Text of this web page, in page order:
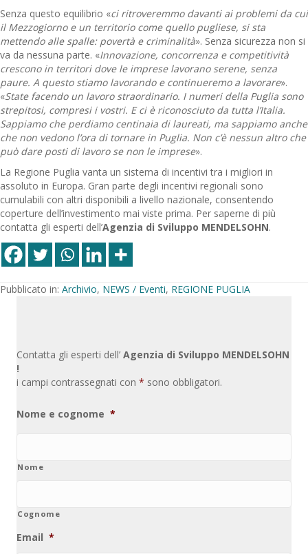
Senza questo equilibrio «ci ritroveremmo davanti ai problemi da cui
il Mezzogiorno e un territorio come quello pugliese, si sta
mettendo alle spalle: povertà e criminalità». Senza sicurezza non si
va da nessuna parte. «Innovazione, concorrenza e competitività
crescono in territori dove le imprese lavorano serene, senza
paure. A questo stiamo lavorando e continueremo a lavorare».
«State facendo un lavoro straordinario. I numeri della Puglia sono
strepitosi, compresi i vostri. E ci è riconosciuto da tutta l’Italia.
Sappiamo che perdiamo centinaia di laureati, ma sappiamo anche
che non vedono l’ora di tornare in Puglia. Non c’è nessun altro che
può dare posti di lavoro se non le imprese».
La Regione Puglia vanta un sistema di incentivi tra i migliori in
assoluto in Europa. Gran parte degli incentivi regionali sono
cumulabili con altri disponibili a livello nazionale, consentendo
coperture dell’investimento mai viste prima. Per saperne di più
contatta gli esperti dell’Agenzia di Sviluppo MENDELSOHN.
Pubblicato in: Archivio, NEWS / Eventi, REGIONE PUGLIA
Contatta gli esperti dell’ Agenzia di Sviluppo MENDELSOHN
!
i campi contrassegnati con * sono obbligatori.
Nome e cognome *
Nome
Cognome
Email *